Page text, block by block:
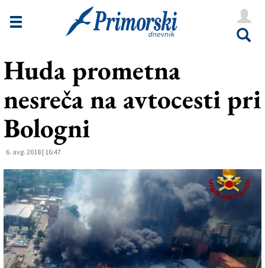
Novice
Goriška
Še
Vreme
V Kioskih
Uredništvo
Oglasi
Huda prometna
nesreča na avtocesti pri
Bologni
6. avg. 2018 | 16:47